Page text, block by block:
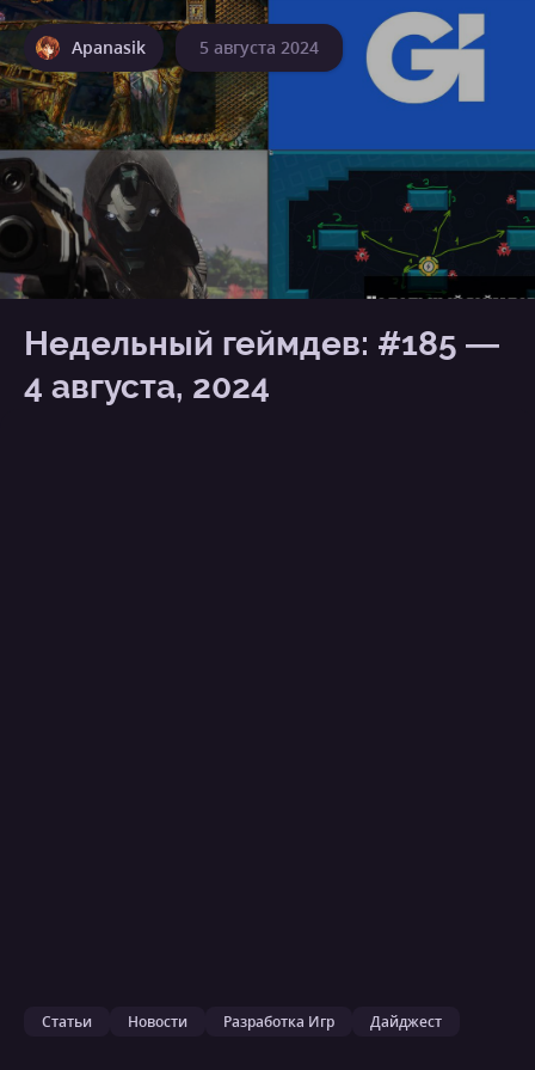
Apanasik 5 августа 2024
Недельный геймдев: #185 —
4 августа, 2024
Статьи Новости Разработка Игр Дайджест